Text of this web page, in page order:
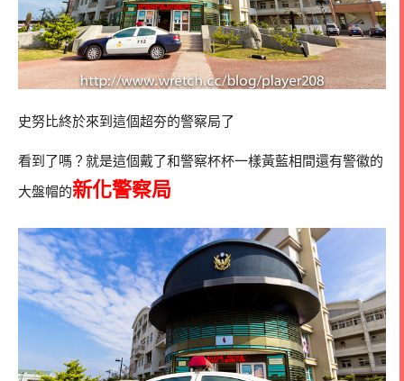
史努比終於來到這個超夯的警察局了
看到了嗎？就是這個戴了和警察杯杯一樣黃藍相間還有警徽的
大盤帽的新化警察局